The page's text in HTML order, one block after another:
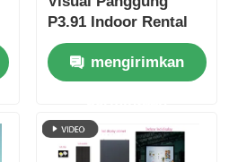
P3.91 Indoor Rental
LED Display untuk
Tur, Quick Lock Dual
Backup
mengirimkan